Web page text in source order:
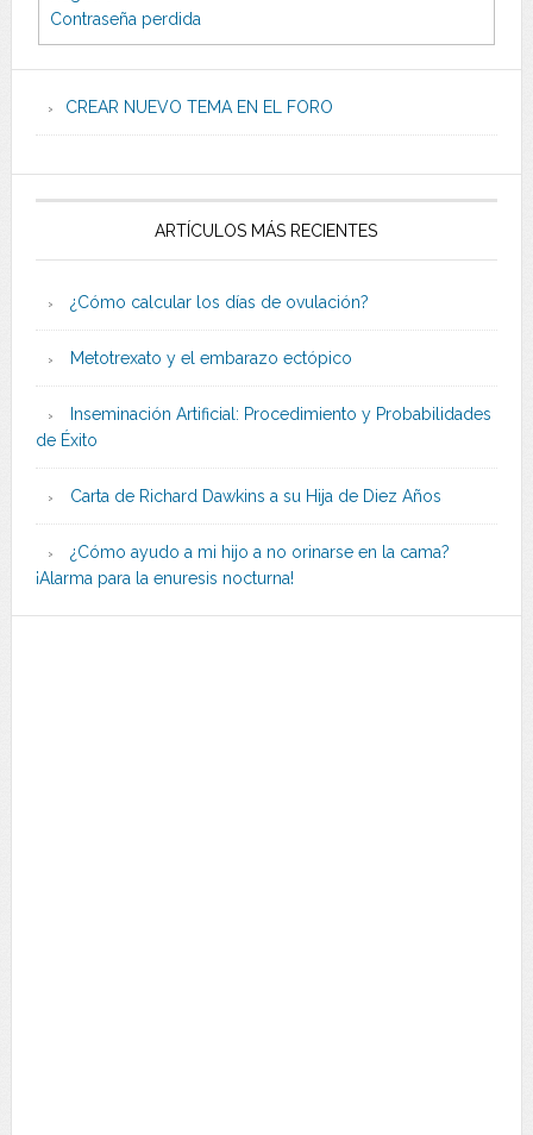
Contraseña perdida
CREAR NUEVO TEMA EN EL FORO
ARTÍCULOS MÁS RECIENTES
¿Cómo calcular los días de ovulación?
Metotrexato y el embarazo ectópico
Inseminación Artificial: Procedimiento y Probabilidades
de Éxito
Carta de Richard Dawkins a su Hija de Diez Años
¿Cómo ayudo a mi hijo a no orinarse en la cama?
¡Alarma para la enuresis nocturna!